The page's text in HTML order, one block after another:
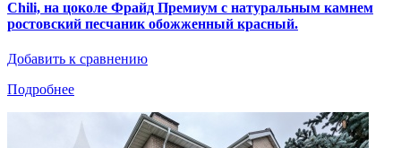
Chili, на цоколе Фрайд Премиум с натуральным камнем
ростовский песчаник обожженный красный.
Добавить к сравнению
Подробнее